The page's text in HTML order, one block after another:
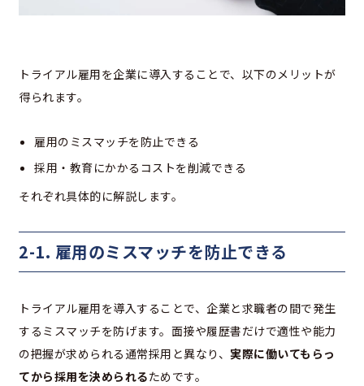
トライアル雇用を企業に導入することで、以下のメリットが
得られます。
雇用のミスマッチを防止できる
採用・教育にかかるコストを削減できる
それぞれ具体的に解説します。
2-1. 雇用のミスマッチを防止できる
トライアル雇用を導入することで、企業と求職者の間で発生
するミスマッチを防げます。面接や履歴書だけで適性や能力
の把握が求められる通常採用と異なり、 実際に働いてもらっ
てから採用を決められるためです。